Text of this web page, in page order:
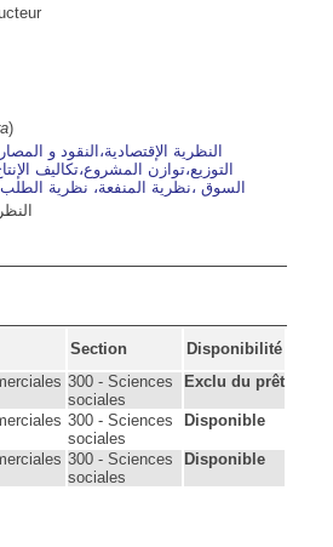
)
النظرية الإقتصادية،النقود و
التوزيع،توازن المشروع،تكاليف
السوق ،نظرية المنفعة، نظرية
Section
Disponibilité
300 - Sciences
sociales
Exclu du prêt
300 - Sciences
sociales
Disponible
300 - Sciences
sociales
Disponible